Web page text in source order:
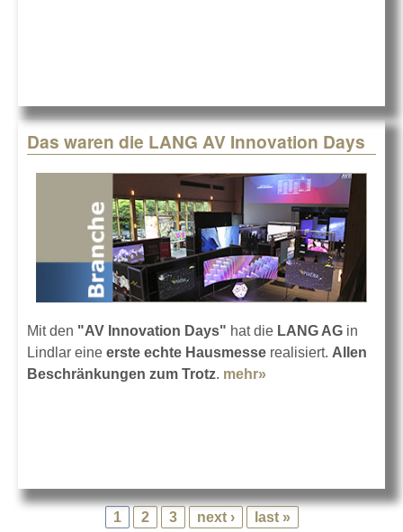
Das waren die LANG AV Innovation Days
Mit den "AV Innovation Days" hat die LANG AG in
Lindlar eine erste echte Hausmesse realisiert. Allen
Beschränkungen zum Trotz. mehr»
1 2 3 next › last »